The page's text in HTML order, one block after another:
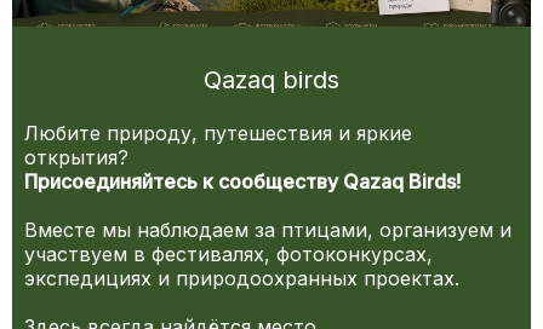
Qazaq birds
Любите природу, путешествия и яркие
открытия?
Присоединяйтесь к сообществу Qazaq Birds!
Вместе мы наблюдаем за птицами, организуем и
участвуем в фестивалях, фотоконкурсах,
экспедициях и природоохранных проектах.